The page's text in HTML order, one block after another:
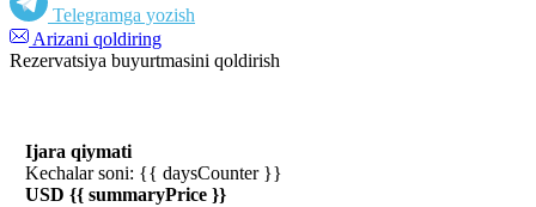
Telegramga yozish
Arizani qoldiring
Rezervatsiya buyurtmasini qoldirish
Ijara qiymati
Kechalar soni: {{ daysCounter }}
USD {{ summaryPrice }}